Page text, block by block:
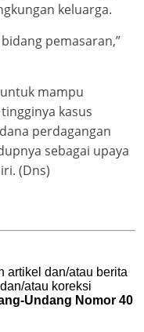
keluarga.
pemasaran,”
mampu
kasus
perdagangan
sebagai upaya
(Dns)